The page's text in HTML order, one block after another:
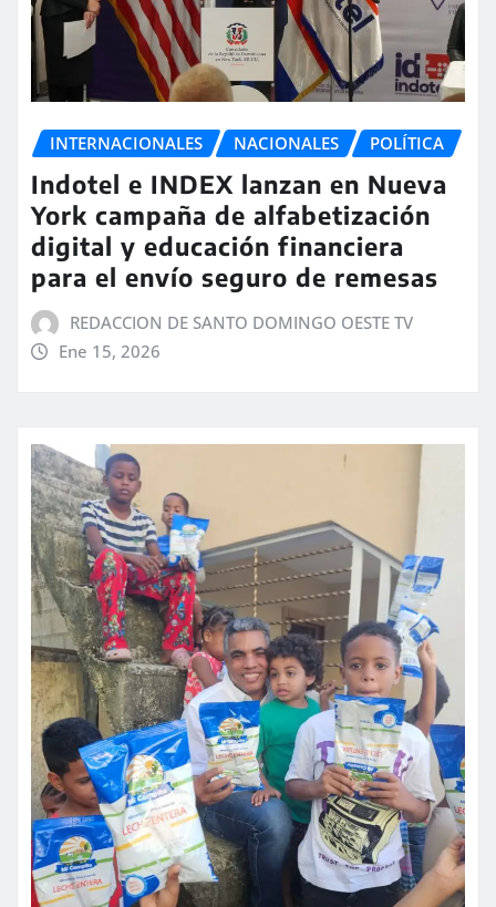
INTERNACIONALES NACIONALES POLÍTICA
Indotel e INDEX lanzan en Nueva
York campaña de alfabetización
digital y educación financiera
para el envío seguro de remesas
REDACCION DE SANTO DOMINGO OESTE TV
Ene 15, 2026